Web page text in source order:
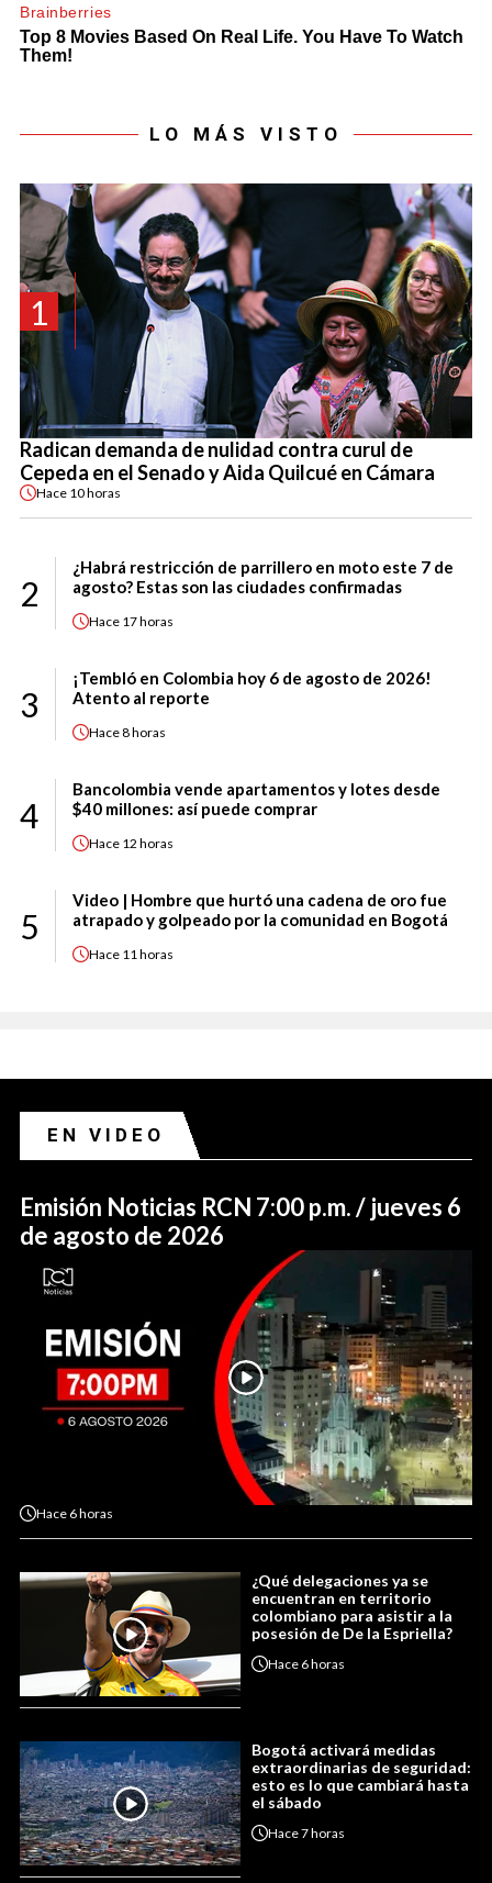
LO MÁS VISTO
1
Radican demanda de nulidad contra curul de
Cepeda en el Senado y Aida Quilcué en Cámara
Hace 10 horas
2
¿Habrá restricción de parrillero en moto este 7 de
agosto? Estas son las ciudades confirmadas
Hace 17 horas
3
¡Tembló en Colombia hoy 6 de agosto de 2026!
Atento al reporte
Hace8 horas
4
Bancolombia vende apartamentos y lotes desde
$40 millones: así puede comprar
Hace 12 horas
5
Video | Hombre que hurtó una cadena de oro fue
atrapado y golpeado por la comunidad en Bogotá
Hace 11 horas
EN VIDEO
Emisión Noticias RCN 7:00 p.m. / jueves 6
de agosto de 2026
Hace 6 horas
¿Qué delegaciones ya se
encuentran en territorio
colombiano para asistir a la
posesión de De la Espriella?
Hace 6 horas
Bogotá activará medidas
extraordinarias de seguridad:
esto es lo que cambiará hasta
el sábado
Hace7 horas